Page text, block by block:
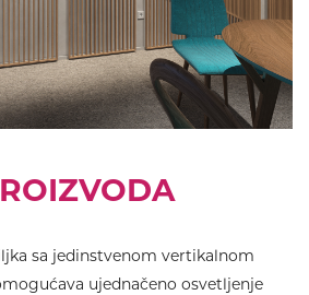
sa jedinstvenom vertikalnom
ujednačeno osvetljenje